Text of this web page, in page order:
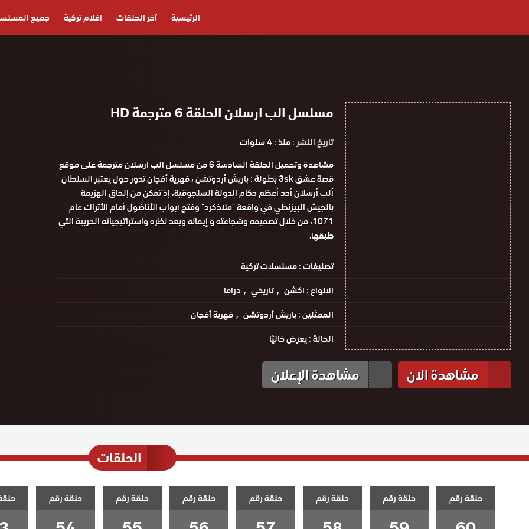
الرئيسية آخر الحلقات افلام تركية جميع
مسلسل الب ارسلان الحلقة 6 مترجمة HD
تاريخ النشر :منذ : 4 سنوات
مشاهدة وتحميل الحلقة السادسة 6 من مسلسل الب ارسلان مترجمة على موقع
قصة عشق 3sk بطولة : باريش أردوتشن ، فهرية أفجان تدور حول يعتبر السلطان
ألب أرسلان أحد أعظم حكام الدولة السلجوقية، إذ تمكن من إلحاق الهزيمة
بالجيش البيزنطي في واقعة "ملاذكرد" وفتح أبواب الأناضول أمام الأتراك عام
1071، من خلال تصميمه وشجاعته و إيمانه وبعد نظره واستراتيجياته الحربية التي
طبقها.
تصنيفات :مسلسلات تركية
الانواع :اكشن تاريخي
دراما
الممثلين :باريش أردوتشن
فهرية أفجان
الحالة :يعرض خاليًا
مشاهدة الان مشاهدة الإعلان
الحلقات
حلقة رقم حلقة رقم حلقة رقم حلقة رقم حلقة رقم حلقة رقم حلقة رقم